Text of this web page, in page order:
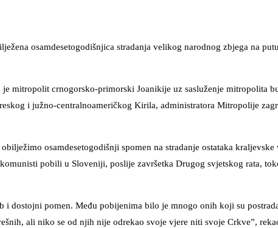
osamdesetogodišnjica stradanja velikog narodnog zbjega na
mitropolit crnogorsko-primorski Joanikije uz sasluženje mitropolita
i južno-centralnoameričkog Kirila, administratora Mitropolije
osamdesetogodišnji spomen na stradanje ostataka kraljevske
pobili u Sloveniji, poslije završetka Drugog svjetskog rata,
i dostojni pomen. Među pobijenima bilo je mnogo onih koji su
ali niko se od njih nije odrekao svoje vjere niti svoje Crkve”,